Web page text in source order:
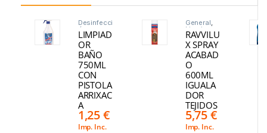
Desinfecci
ón
General,
Hogar
Limpieza
Sin
categoria
Superficie
s
LIMPIAD
OR
BAÑO
750ML
CON
PISTOLA
ARRIXAC
A
1,25€
Imp. Inc.
General,
Limpieza
Sin
categoria,
Varios
RAVVILU
X SPRAY
ACABAD
O
600ML
IGUALA
DOR
TEJIDOS
5,75€
Imp. Inc.